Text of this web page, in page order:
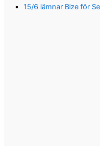
15/6 lämnar Bize för